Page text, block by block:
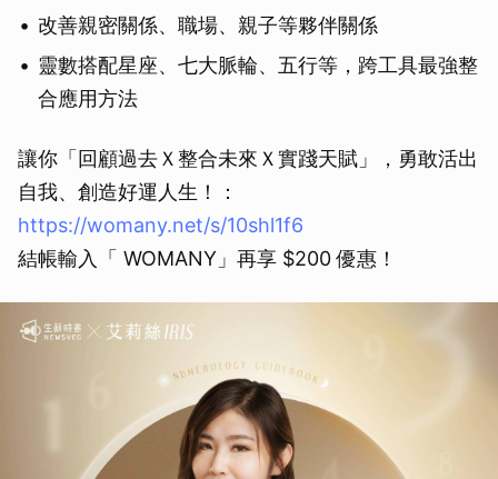
改善親密關係、職場、親子等夥伴關係
靈數搭配星座、七大脈輪、五行等，跨工具最強整
合應用方法
讓你「回顧過去Ｘ整合未來Ｘ實踐天賦」，勇敢活出
自我、創造好運人生！：
https://womany.net/s/10shl1f6
結帳輸入「 WOMANY」再享 $200 優惠！